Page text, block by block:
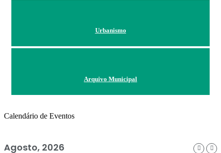
Urbanismo
Arquivo Municipal
Calendário de Eventos
Agosto, 2026